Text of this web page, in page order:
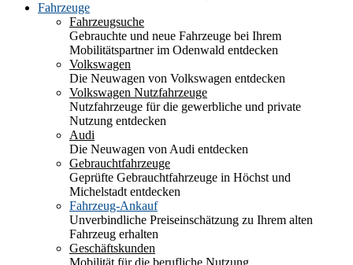
Fahrzeuge
Fahrzeugsuche
Gebrauchte und neue Fahrzeuge bei Ihrem
Mobilitätspartner im Odenwald entdecken
Volkswagen
Die Neuwagen von Volkswagen entdecken
Volkswagen Nutzfahrzeuge
Nutzfahrzeuge für die gewerbliche und private
Nutzung entdecken
Audi
Die Neuwagen von Audi entdecken
Gebrauchtfahrzeuge
Geprüfte Gebrauchtfahrzeuge in Höchst und
Michelstadt entdecken
Fahrzeug-Ankauf
Unverbindliche Preiseinschätzung zu Ihrem alten
Fahrzeug erhalten
Geschäftskunden
Mobilität für die berufliche Nutzung